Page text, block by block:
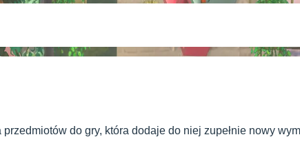
do gry, która dodaje do niej zupełnie nowy